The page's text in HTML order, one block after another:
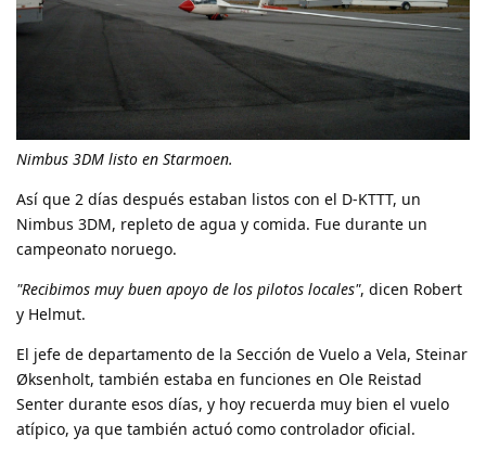
Nimbus 3DM listo en Starmoen.
Así que 2 días después estaban listos con el D-KTTT, un
Nimbus 3DM, repleto de agua y comida. Fue durante un
campeonato noruego.
"Recibimos muy buen apoyo de los pilotos locales", dicen Robert
y Helmut.
El jefe de departamento de la Sección de Vuelo a Vela, Steinar
Øksenholt, también estaba en funciones en Ole Reistad
Senter durante esos días, y hoy recuerda muy bien el vuelo
atípico, ya que también actuó como controlador oficial.